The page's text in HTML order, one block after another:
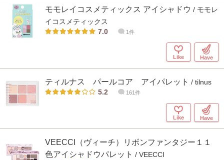
モモレイコスメティックス アイシャドウ / モモレ
イコスメティックス
7.0
1件
Like Have
ティルナス パールコア アイパレット / tilnus
5.2
161件
Like Have
VEECCI（ヴィーチ）リボンファンタジー１１
色アイシャドウパレット / VEECCI